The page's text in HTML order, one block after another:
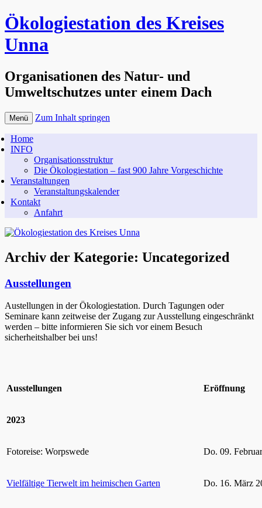
Ökologiestation des Kreises
Unna
Organisationen des Natur- und
Umweltschutzes unter einem Dach
Menü Zum Inhalt springen
Home
INFO
Organisationsstruktur
Die Ökologiestation – fast 900 Jahre Vorgeschichte
Veranstaltungen
Veranstaltungskalender
Kontakt
Anfahrt
Archiv der Kategorie: Uncategorized
Ausstellungen
Austellungen in der Ökologiestation. Durch Tagungen oder
Seminare kann zeitweise der Zugang zur Ausstellung eingeschränkt
werden – bitte informieren Sie sich vor einem Besuch
sicherheitshalber bei uns!
Ausstellungen Eröffnung
2023
Fotoreise: Worpswede Do. 09.
Vielfältige Tierwelt im heimischen Garten Do. 16. März